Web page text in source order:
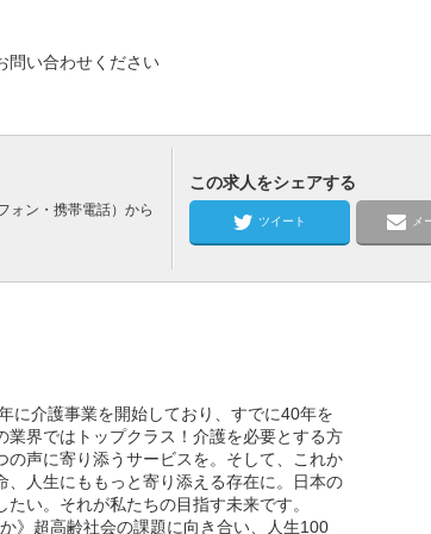
問い合わせください
ォン・携帯電話）から
この求人をシェアする
ツイート メ
に介護事業を開始しており、すでに40年を
界ではトップクラス！介護を必要とする方
声に寄り添うサービスを。そして、これか
人生にももっと寄り添える存在に。日本の
い。それが私たちの目指す未来です。
》超高齢社会の課題に向き合い、人生100